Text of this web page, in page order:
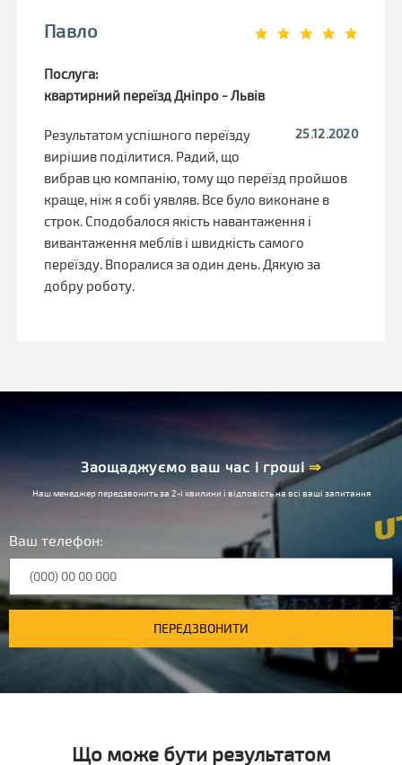
Павло
Послуга:
квартирний переїзд Дніпро - Львів
25.12.2020
Результатом успішного переїзду
вирішив поділитися. Радий, що
вибрав цю компанію, тому що переїзд пройшов
краще, ніж я собі уявляв. Все було виконане в
строк. Сподобалося якість навантаження і
вивантаження меблів і швидкість самого
переїзду. Впоралися за один день. Дякую за
добру роботу.
Заощаджуємо ваш час і гроші⇒
Наш менеджер передзвонить за 2-і хвилини і відповість на всі ваші запитання
Ваш телефон:
ПЕРЕДЗВОНИТИ
Що може бути результатом